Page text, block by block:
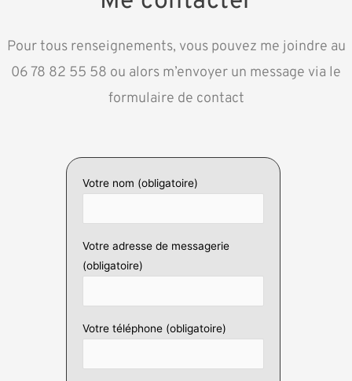
Pour tous renseignements, vous pouvez me joindre au
06 78 82 55 58 ou alors m’envoyer un message via le
formulaire de contact
Votre nom (obligatoire)
Votre adresse de messagerie
(obligatoire)
Votre téléphone (obligatoire)